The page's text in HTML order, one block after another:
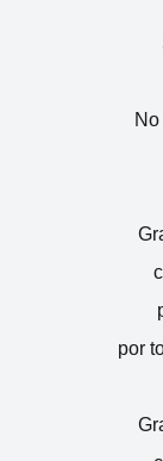
por